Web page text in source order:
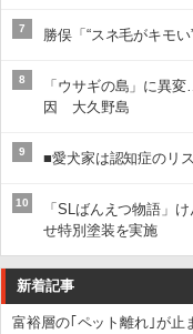
7 勝俣「“スネ毛がキモい
8
「ウサギの島」に異
因 大久野島
9 ■愛犬家は認知症のリ
10
「SLばんえつ物語」
せ特別塗装を実施
新着記事
富裕層の｢ペット離れ｣が止